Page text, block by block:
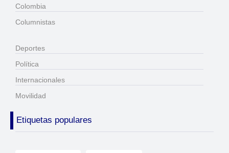
Colombia
Columnistas
Deportes
Política
Internacionales
Movilidad
Etiquetas populares